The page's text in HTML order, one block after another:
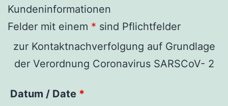
Kundeninformationen
Felder mit einem * sind Pflichtfelder
zur Kontaktnachverfolgung auf Grundlage
der Verordnung Coronavirus SARSCoV- 2
Datum / Date *